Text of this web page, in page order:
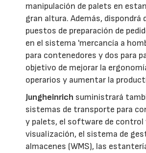
manipulación de palets en
gran altura. Además, dispondrá
puestos de preparación de
en el sistema 'mercancía a
para contenedores y dos para
objetivo de mejorar la
operarios y aumentar la
Jungheinrich suministrará
sistemas de transporte para
y palets, el software de control
visualización, el sistema de
almacenes (WMS), las